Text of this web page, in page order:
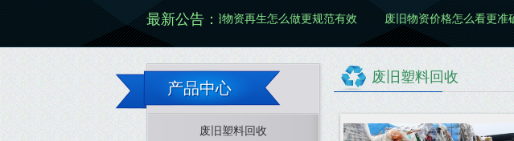
最新公告：
废旧物资再生怎么做更规范有效 废旧物资价格怎么看更准确
产品中心
废旧塑料回收
废旧塑料回收